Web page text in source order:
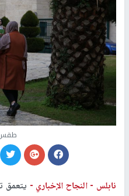
طقس
نابلس -النجاح الإخباري - يتعمق